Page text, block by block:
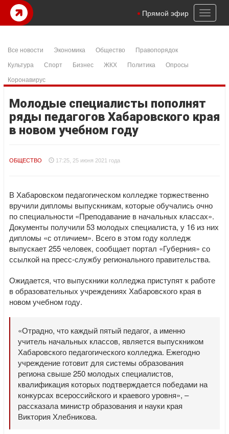
Toggle
Прямой эфир
Все новости Экономика Общество
Правопорядок
Культура
Спорт Бизнес ЖКХ Политика
Опросы
Коронавирус
Молодые специалисты пополнят
ряды педагогов Хабаровского края
в новом учебном году
ОБЩЕСТВО 17:25, 25 июня 2021 года
В Хабаровском педагогическом колледже торжественно
вручили дипломы выпускникам, которые обучались очно
по специальности «Преподавание в начальных классах».
Документы получили 53 молодых специалиста, у 16 из них
дипломы «с отличием». Всего в этом году колледж
выпускает 255 человек, сообщает портал «Губерния» со
ссылкой на пресс-службу регионального правительства.
Ожидается, что выпускники колледжа приступят к работе
в образовательных учреждениях Хабаровского края в
новом учебном году.
«Отрадно, что каждый пятый педагог, а именно
учитель начальных классов, является выпускником
Хабаровского педагогического колледжа. Ежегодно
учреждение готовит для системы образования
региона свыше 250 молодых специалистов,
квалификация которых подтверждается победами на
конкурсах всероссийского и краевого уровня», –
рассказала министр образования и науки края
Виктория Хлебникова.